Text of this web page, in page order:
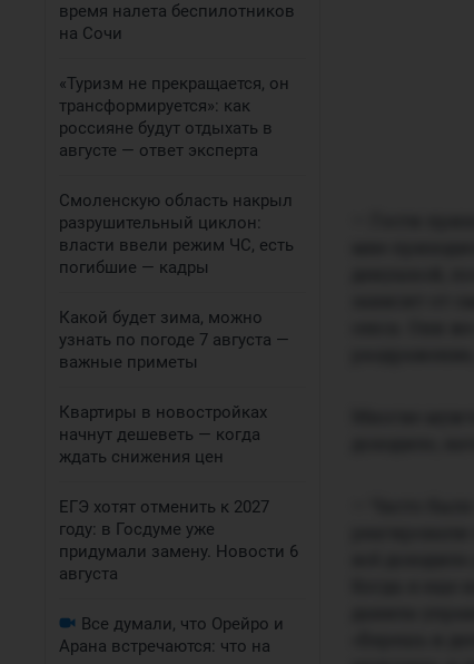
время налета беспилотников
на Сочи
«Туризм не прекращается, он
трансформируется»: как
россияне будут отдыхать в
августе — ответ эксперта
Смоленскую область накрыл
разрушительный циклон:
власти ввели режим ЧС, есть
погибшие — кадры
Какой будет зима, можно
узнать по погоде 7 августа —
важные приметы
Квартиры в новостройках
начнут дешеветь — когда
ждать снижения цен
ЕГЭ хотят отменить к 2027
году: в Госдуме уже
придумали замену. Новости 6
августа
Все думали, что Орейро и
Арана встречаются: что на